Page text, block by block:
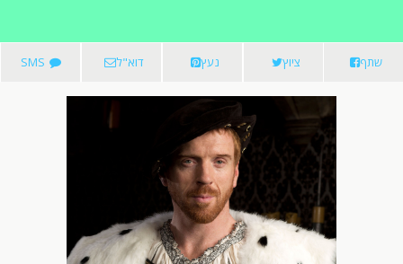
שתף ציוץ נעץ דוא"ל SMS